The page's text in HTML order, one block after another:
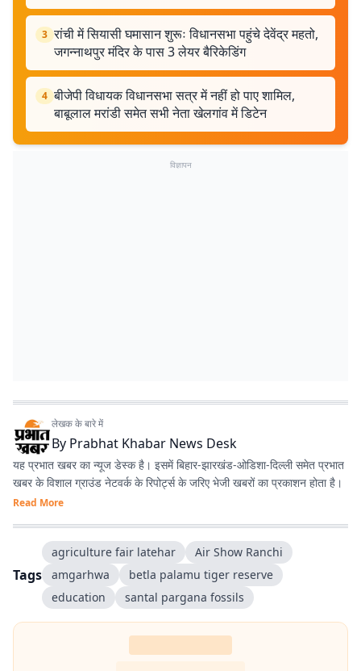
3 रांची में सियासी घमासान शुरूः विधानसभा पहुंचे देवेंद्र महतो,
जगन्नाथपुर मंदिर के पास 3 लेयर बैरिकेडिंग
4 बीजेपी विधायक विधानसभा सत्र में नहीं हो पाए शामिल,
बाबूलाल मरांडी समेत सभी नेता खेलगांव में डिटेन
विज्ञापन
लेखक के बारे में
By Prabhat Khabar News Desk
यह प्रभात खबर का न्यूज डेस्क है। इसमें बिहार-झारखंड-ओडिशा-दिल्‍ली समेत प्रभात
खबर के विशाल ग्राउंड नेटवर्क के रिपोर्ट्स के जरिए भेजी खबरों का प्रकाशन होता है।
Read More
Tags
agriculture fair latehar
Air Show Ranchi
amgarhwa
betla palamu tiger reserve
education
santal pargana fossils